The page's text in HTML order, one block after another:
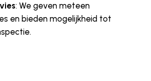
: We geven meteen
en bieden mogelijkheid tot